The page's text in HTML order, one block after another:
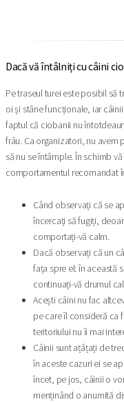
Dacă vă întâlniți cu câini
Pe traseul turei este posibil să
oi și stâne funcționale, iar
faptul că ciobanii nu
frâu. Ca organizatori, nu avem
să nu se întâmple. În schimb
comportamentul recomandat
Când observați că se
încercați să fugiți,
comportați-vă calm.
Dacă observați că un
fața spre el: în această
continuați-vă drumul
Acești câini nu fac
pe care îl consideră ca
teritoriului nu îi mai
Câinii sunt ațâțați de
în aceste cazuri ei se
încet, pe jos, câinii o
menținând o anumită